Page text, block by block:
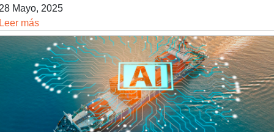
Mayo, 2025
más